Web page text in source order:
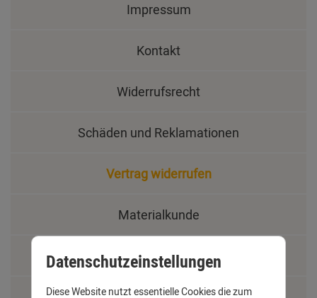
Impressum
Kontakt
Widerrufsrecht
Schäden und Reklamationen
Vertrag widerrufen
Materialkunde
Fachbegriffe
Datenschutzeinstellungen
Diese Website nutzt essentielle Cookies die zum